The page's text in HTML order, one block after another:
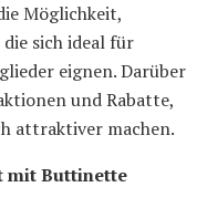
Möglichkeit,
sich ideal für
eignen. Darüber
und Rabatte,
attraktiver machen.
mit Buttinette